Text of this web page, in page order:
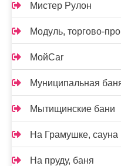
Мистер Рулон
Модуль, торгово-
МойCar
Муниципальная
Мытищинские бани
На Грамушке, сауна
На пруду, баня